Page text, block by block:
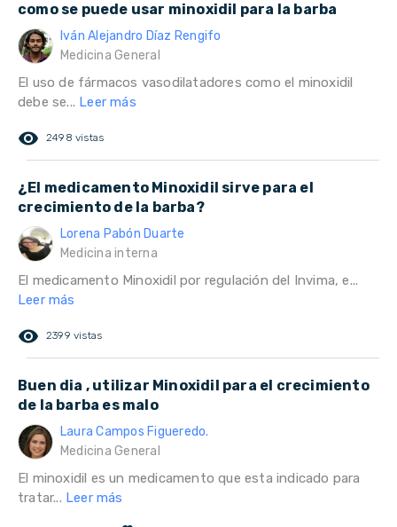
como se puede usar minoxidil para la barba
Iván Alejandro Díaz Rengifo
Medicina General
El uso de fármacos vasodilatadores como el minoxidil
debe se... Leer más
remove_red_eye 2498 vistas
¿El medicamento Minoxidil sirve para el
crecimiento de la barba?
Lorena Pabón Duarte
Medicina interna
El medicamento Minoxidil por regulación del Invima, e...
Leer más
remove_red_eye 2399 vistas
Buen dia , utilizar Minoxidil para el crecimiento
de la barba es malo
Laura Campos Figueredo.
Medicina General
El minoxidil es un medicamento que esta indicado para
tratar... Leer más